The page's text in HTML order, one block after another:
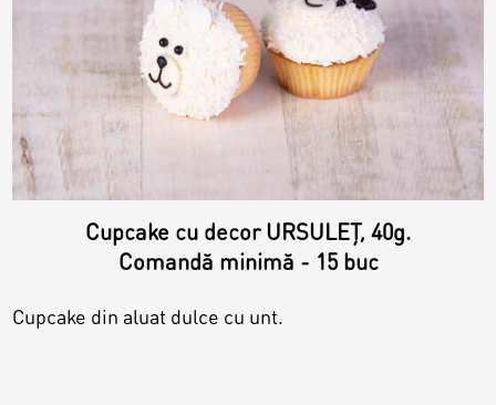
Cupcake cu decor URSULEȚ, 40g.
Comandă minimă - 15 buc
Cupcake din aluat dulce cu unt.